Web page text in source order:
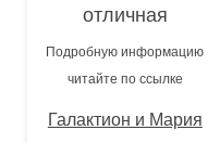
отличная
Подробную информацию
читайте по ссылке
Галактион и Мария